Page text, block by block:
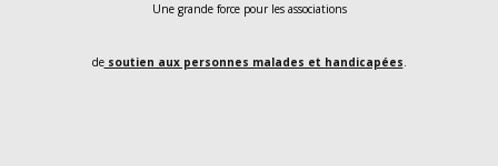
Une grande force pour les associations
desoutien aux personnes malades et handicapées.